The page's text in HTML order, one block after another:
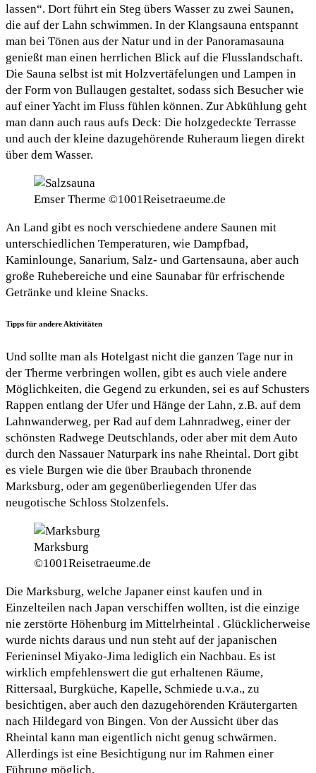
lassen“. Dort führt ein Steg übers Wasser zu zwei Saunen,
die auf der Lahn schwimmen. In der Klangsauna entspannt
man bei Tönen aus der Natur und in der Panoramasauna
genießt man einen herrlichen Blick auf die Flusslandschaft.
Die Sauna selbst ist mit Holzvertäfelungen und Lampen in
der Form von Bullaugen gestaltet, sodass sich Besucher wie
auf einer Yacht im Fluss fühlen können. Zur Abkühlung geht
man dann auch raus aufs Deck: Die holzgedeckte Terrasse
und auch der kleine dazugehörende Ruheraum liegen direkt
über dem Wasser.
Emser Therme ©1001Reisetraeume.de
An Land gibt es noch verschiedene andere Saunen mit
unterschiedlichen Temperaturen, wie Dampfbad,
Kaminlounge, Sanarium, Salz- und Gartensauna, aber auch
große Ruhebereiche und eine Saunabar für erfrischende
Getränke und kleine Snacks.
Tipps für andere Aktivitäten
Und sollte man als Hotelgast nicht die ganzen Tage nur in
der Therme verbringen wollen, gibt es auch viele andere
Möglichkeiten, die Gegend zu erkunden, sei es auf Schusters
Rappen entlang der Ufer und Hänge der Lahn, z.B. auf dem
Lahnwanderweg, per Rad auf dem Lahnradweg, einer der
schönsten Radwege Deutschlands, oder aber mit dem Auto
durch den Nassauer Naturpark ins nahe Rheintal. Dort gibt
es viele Burgen wie die über Braubach thronende
Marksburg, oder am gegenüberliegenden Ufer das
neugotische Schloss Stolzenfels.
Marksburg
©1001Reisetraeume.de
Die Marksburg, welche Japaner einst kaufen und in
Einzelteilen nach Japan verschiffen wollten, ist die einzige
nie zerstörte Höhenburg im Mittelrheintal . Glücklicherweise
wurde nichts daraus und nun steht auf der japanischen
Ferieninsel Miyako-Jima lediglich ein Nachbau. Es ist
wirklich empfehlenswert die gut erhaltenen Räume,
Rittersaal, Burgküche, Kapelle, Schmiede u.v.a., zu
besichtigen, aber auch den dazugehörenden Kräutergarten
nach Hildegard von Bingen. Von der Aussicht über das
Rheintal kann man eigentlich nicht genug schwärmen.
Allerdings ist eine Besichtigung nur im Rahmen einer
Führung möglich.